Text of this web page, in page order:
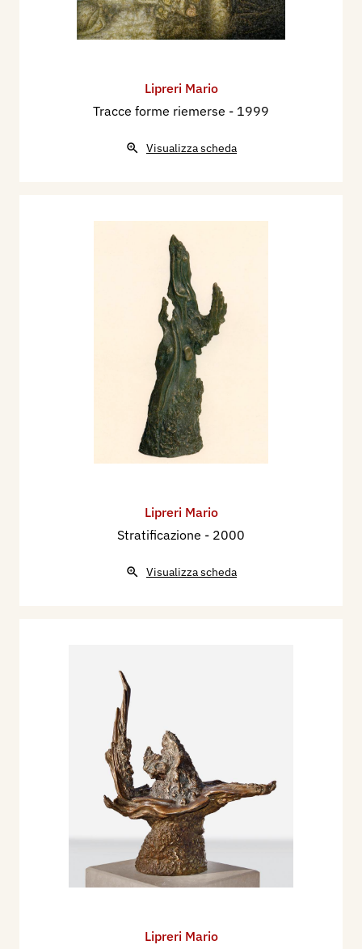
Lipreri Mario
Tracce forme riemerse - 1999
Visualizza scheda
Lipreri Mario
Stratificazione - 2000
Visualizza scheda
Lipreri Mario